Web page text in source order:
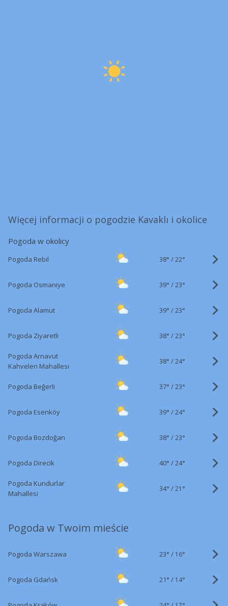
Więcej informacji o pogodzie Kavaklı i okolice
Pogoda w okolicy
Pogoda Rebil 38° /22°
Pogoda Osmaniye 39° /23°
Pogoda Alamut 39° /23°
Pogoda Ziyaretli 38° /23°
Pogoda Arnavut
Kahveleri Mahallesi
38° /24°
Pogoda Beğerli 37° /23°
Pogoda Esenköy 39° /24°
Pogoda Bozdoğan 38° /23°
Pogoda Direcik 40° /24°
Pogoda Kundurlar
Mahallesi
34° /21°
Pogoda w Twoim mieście
Pogoda Warszawa 23° / 16°
Pogoda Gdańsk 21° / 14°